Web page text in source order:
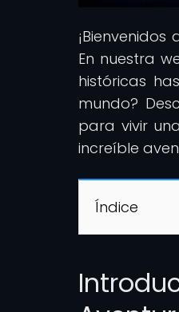
¡Bienvenidos
En nuestra
históricas
mundo?
para vivir
increíble
Índice